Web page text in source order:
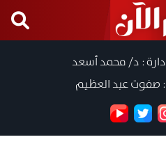
: د/ محمد أسعد
: صفوت عبد العظيم